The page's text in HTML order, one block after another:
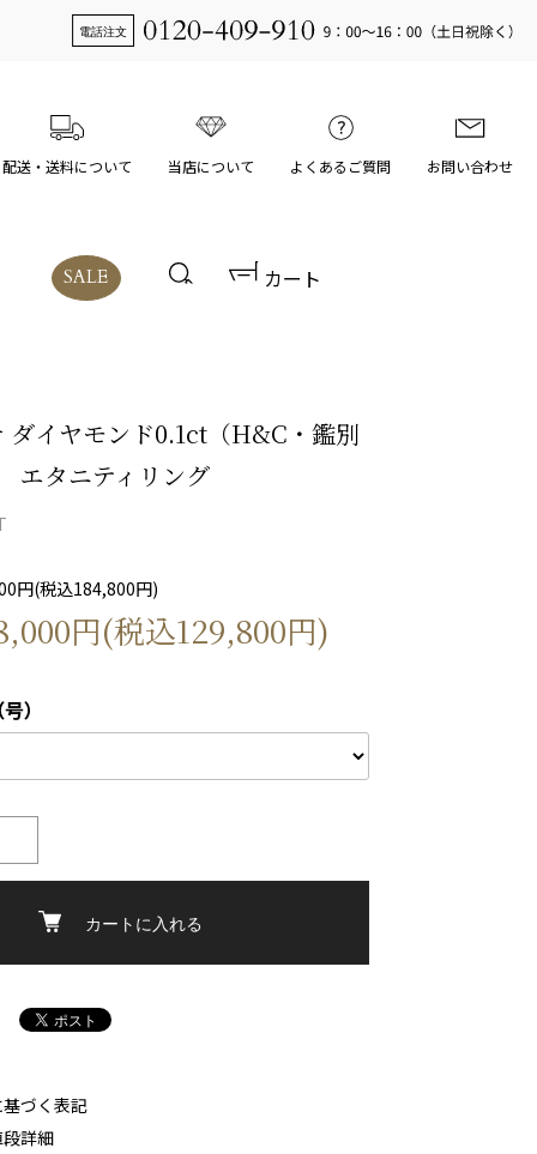
配送・送料について 当店について よくあるご質問 お問い合わせ
SALE カート
ダイヤモンド0.1ct（H&C・鑑別
エタニティリング
円(税込184,800円)
円(税込129,800円)
）
カートに入れる
づく表記
詳細